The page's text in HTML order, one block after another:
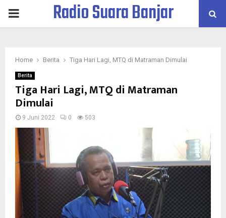
PRIMARYRadio Suara Banjar
Home Berita Tiga Hari Lagi, MTQ di Matraman Dimulai
Berita
Tiga Hari Lagi, MTQ di Matraman
Dimulai
9 Juni 2022 0 503